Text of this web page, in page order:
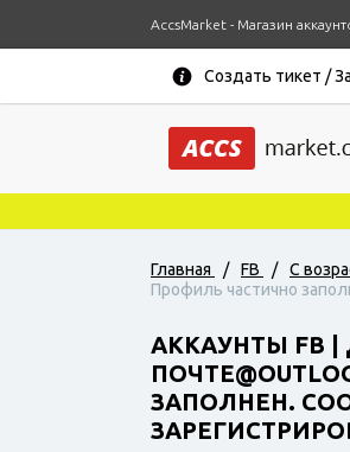
AccsMarket - Магазин
Создать тикет /
Главная / FB / С
Профиль частично
АККАУНТЫ FB
ЗАПОЛНЕН.